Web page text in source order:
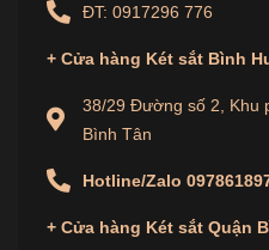
ĐT: 0917296 776
+ Cửa hàng Két sắt Bình
38/29 Đường số 2, Khu
Bình Tân
Hotline/Zalo
+ Cửa hàng Két sắt Quận